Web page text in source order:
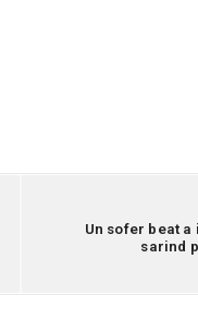
Un sofer beat
sarind